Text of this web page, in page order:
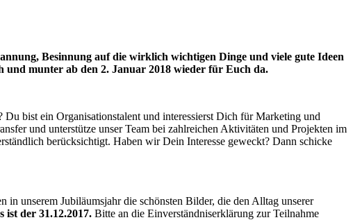
Besinnung auf die wirklich wichtigen Dinge und viele gute Ideen
und munter ab den 2. Januar 2018 wieder für Euch da.
bist ein Organisationstalent und interessierst Dich für Marketing und
und unterstütze unser Team bei zahlreichen Aktivitäten und Projekten im
berücksichtigt. Haben wir Dein Interesse geweckt? Dann schicke
unserem Jubiläumsjahr die schönsten Bilder, die den Alltag unserer
ist der 31.12.2017. Bitte an die Einverständniserklärung zur Teilnahme